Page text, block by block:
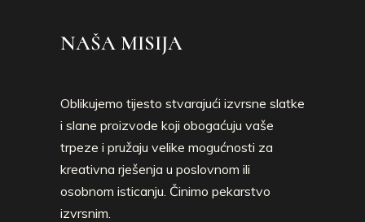
NAŠA MISIJA
Oblikujemo tijesto stvarajući izvrsne slatke
i slane proizvode koji obogaćuju vaše
trpeze i pružaju velike mogućnosti za
kreativna rješenja u poslovnom ili
osobnom isticanju. Činimo pekarstvo
izvrsnim.